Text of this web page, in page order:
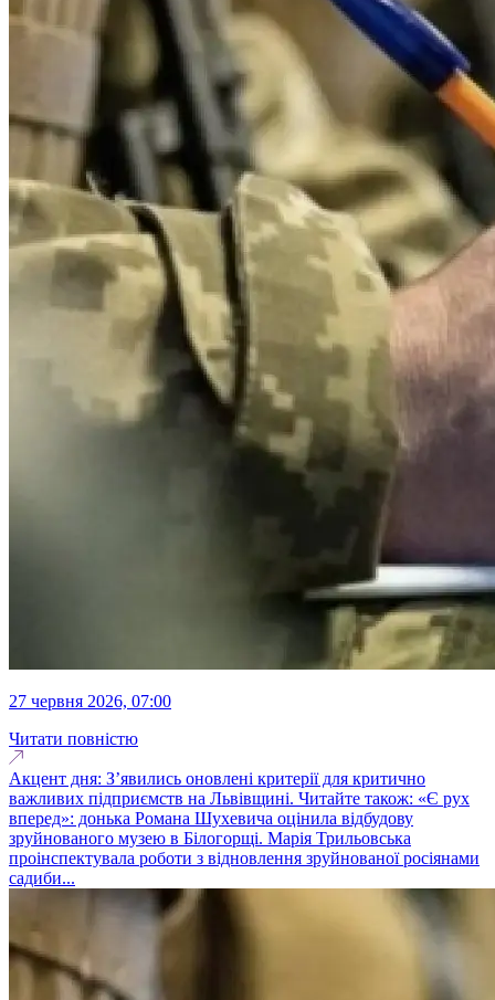
27 червня 2026, 07:00
Читати повністю
Акцент дня: З’явились оновлені критерії для критично
важливих підприємств на Львівщині. Читайте також: «Є рух
вперед»: донька Романа Шухевича оцінила відбудову
зруйнованого музею в Білогорщі. Марія Трильовська
проінспектувала роботи з відновлення зруйнованої росіянами
садиби...